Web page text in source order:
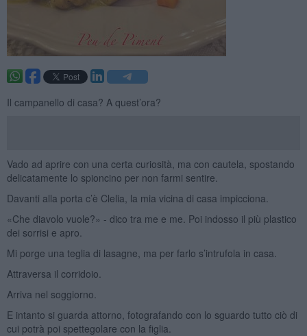
Il campanello di casa? A quest’ora?
Vado ad aprire con una certa curiosità, ma con cautela, spostando
delicatamente lo spioncino per non farmi sentire.
Davanti alla porta c’è Clelia, la mia vicina di casa impicciona.
«Che diavolo vuole?» - dico tra me e me. Poi indosso il più plastico
dei sorrisi e apro.
Mi porge una teglia di lasagne, ma per farlo s’intrufola in casa.
Attraversa il corridoio.
Arriva nel soggiorno.
E intanto si guarda attorno, fotografando con lo sguardo tutto ciò di
cui potrà poi spettegolare con la figlia.